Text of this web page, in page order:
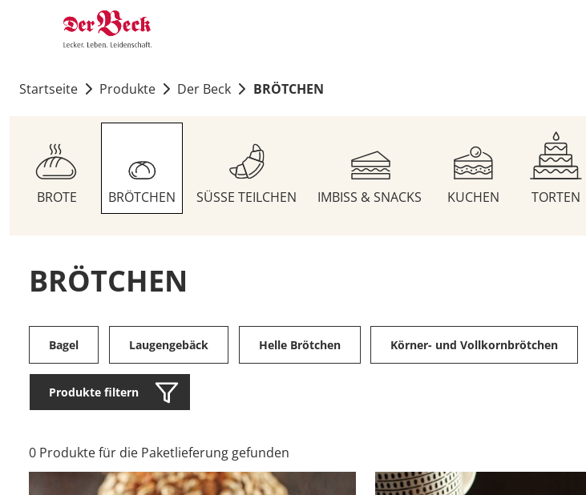
Startseite Produkte Der Beck BRÖTCHEN
BROTE BRÖTCHEN SÜSSE TEILCHEN IMBISS & SNACKS KUCHEN TORTEN
BRÖTCHEN
Bagel Laugengebäck Helle Brötchen Körner- und Vollkornbrötchen
Produkte filtern
0 Produkte für die Paketlieferung gefunden